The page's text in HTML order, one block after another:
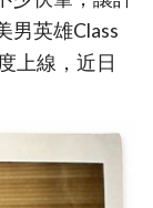
男英雄Class
上線，近日